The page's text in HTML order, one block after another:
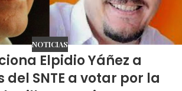
NOTICIAS
Elpidio Yáñez a
del SNTE a votar por la